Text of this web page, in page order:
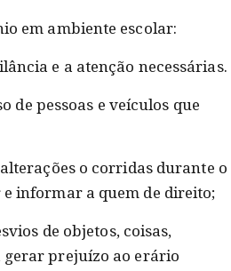
em ambiente escolar:
e a atenção necessárias.
de pessoas e veículos que
o corridas durante o
informar a quem de direito;
de objetos, coisas,
gerar prejuízo ao erário